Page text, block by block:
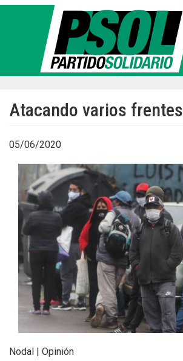
Pasar
Atacando varios frentes
05/06/2020
Nodal | Opinión